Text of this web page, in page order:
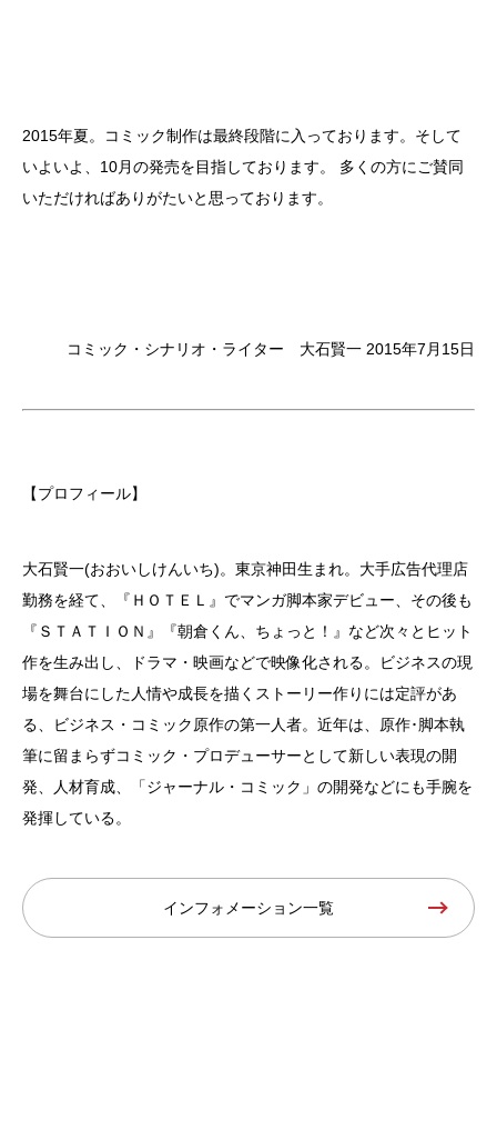
2015年夏。コミック制作は最終段階に入っております。そして
いよいよ、10月の発売を目指しております。 多くの方にご賛同
いただければありがたいと思っております。
コミック・シナリオ・ライター 大石賢一 2015年7月15日
【プロフィール】
大石賢一(おおいしけんいち)。東京神田生まれ。大手広告代理店
勤務を経て、『ＨＯＴＥＬ』でマンガ脚本家デビュー、その後も
『ＳＴＡＴＩＯＮ』『朝倉くん、ちょっと！』など次々とヒット
作を生み出し、ドラマ・映画などで映像化される。ビジネスの現
場を舞台にした人情や成長を描くストーリー作りには定評があ
る、ビジネス・コミック原作の第一人者。近年は、原作･脚本執
筆に留まらずコミック・プロデューサーとして新しい表現の開
発、人材育成、「ジャーナル・コミック」の開発などにも手腕を
発揮している。
インフォメーション一覧